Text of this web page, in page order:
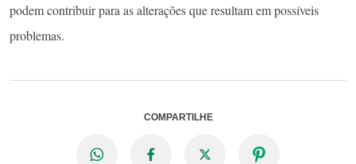
podem contribuir para as alterações que resultam em possíveis
problemas.
COMPARTILHE